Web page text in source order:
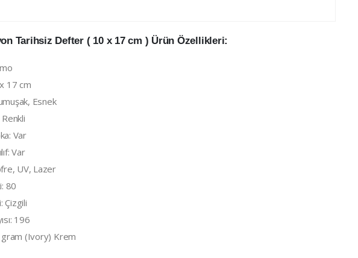
Tarihsiz Defter ( 10 x 17 cm ) Ürün Özellikleri:
17 cm
Esnek
Var
Var
UV, Lazer
80
Çizgili
196
gram (Ivory) Krem